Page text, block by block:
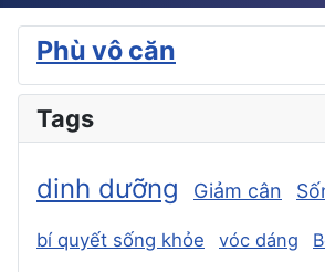
Phù vô căn
Tags
dinh dưỡng Giảm cân
bí quyết sống khỏe vóc dáng